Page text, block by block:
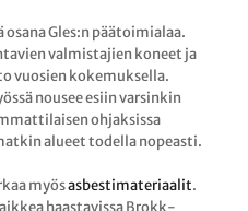
Gles:n päätoimialaa.
valmistajien koneet ja
vuosien kokemuksella.
nousee esiin varsinkin
ohjaksissa
alueet todella nopeasti.
myösasbestimateriaalit.